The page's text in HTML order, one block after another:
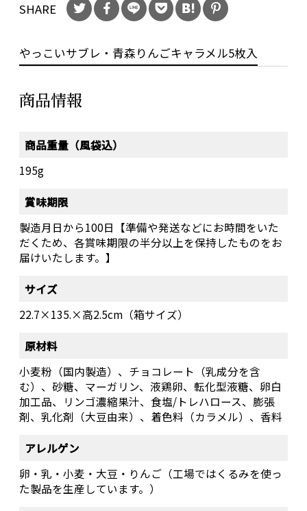
SHARE
やっこいサブレ・青森りんごキャラメル5枚入
商品情報
商品重量（風袋込）
195g
賞味期限
製造月日から100日【準備や発送などにお時間をいた
だくため、各賞味期限の半分以上を保持したものをお
届けいたします。】
サイズ
22.7×135.×高2.5cm（箱サイズ）
原材料
小麦粉（国内製造）、チョコレート（乳成分を含
む）、砂糖、マーガリン、液鶏卵、転化型液糖、卵白
加工品、リンゴ濃縮果汁、食塩/トレハロース、膨張
剤、乳化剤（大豆由来）、着色料（カラメル）、香料
アレルゲン
卵・乳・小麦・大豆・りんご（工場ではくるみを使っ
た製品を生産しています。）